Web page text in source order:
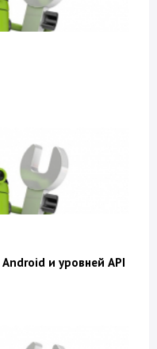
и уровней API